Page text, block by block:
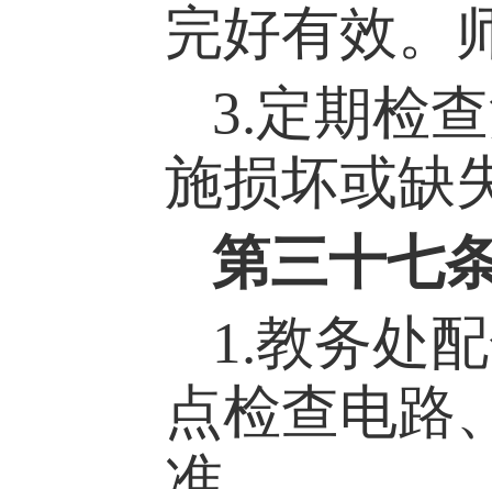
完好有效。
3.定期检
施损坏或缺
第三十七
1.教务处
点检查电路